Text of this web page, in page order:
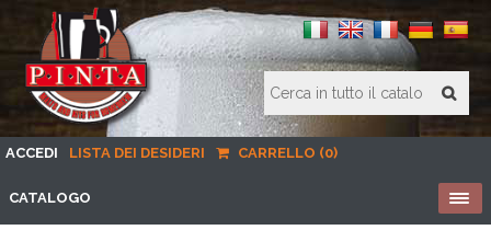
ACCEDI LISTA DEI DESIDERI CARRELLO (0)
CATALOGO